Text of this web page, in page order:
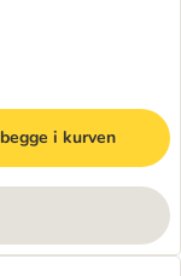
i kurven